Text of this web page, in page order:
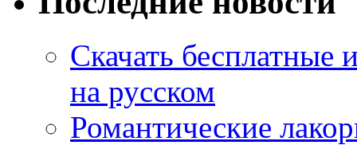
Скачать
на русском
Романтические